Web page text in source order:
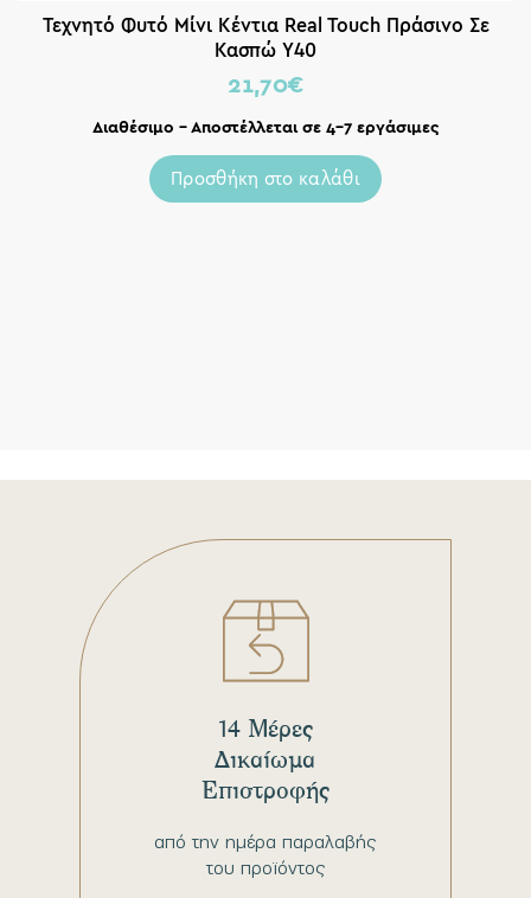
Τεχνητό Φυτό Μίνι Κέντια Real Touch Πράσινο Σε
Κασπώ Y40
21,70€
Διαθέσιμο – Αποστέλλεται σε 4-7 εργάσιμες
Προσθήκη στο καλάθι
από την ημέρα παραλαβής
του προϊόντος
14 Μέρες
Δικαίωμα
Επιστροφής